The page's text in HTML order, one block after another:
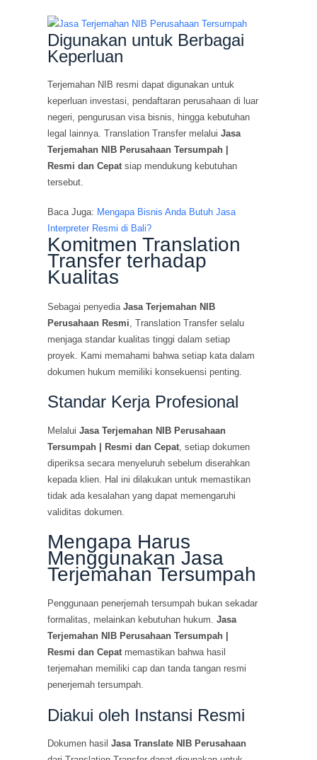
Digunakan untuk Berbagai
Keperluan
Terjemahan NIB resmi dapat digunakan untuk
keperluan investasi, pendaftaran perusahaan di luar
negeri, pengurusan visa bisnis, hingga kebutuhan
legal lainnya. Translation Transfer melaluiJasa
Terjemahan NIB Perusahaan Tersumpah |
Resmi dan Cepat siap mendukung kebutuhan
tersebut.
Baca Juga: Mengapa Bisnis Anda Butuh Jasa
Interpreter Resmi di Bali?
Komitmen Translation
Transfer terhadap
Kualitas
Sebagai penyediaJasa Terjemahan NIB
Perusahaan Resmi , Translation Transfer selalu
menjaga standar kualitas tinggi dalam setiap
proyek. Kami memahami bahwa setiap kata dalam
dokumen hukum memiliki konsekuensi penting.
Standar Kerja Profesional
MelaluiJasa Terjemahan NIB Perusahaan
Tersumpah | Resmi dan Cepat , setiap dokumen
diperiksa secara menyeluruh sebelum diserahkan
kepada klien. Hal ini dilakukan untuk memastikan
tidak ada kesalahan yang dapat memengaruhi
validitas dokumen.
Mengapa Harus
Menggunakan Jasa
Terjemahan Tersumpah
Penggunaan penerjemah tersumpah bukan sekadar
formalitas, melainkan kebutuhan hukum.Jasa
Terjemahan NIB Perusahaan Tersumpah |
Resmi dan Cepatmemastikan bahwa hasil
terjemahan memiliki cap dan tanda tangan resmi
penerjemah tersumpah.
Diakui oleh Instansi Resmi
Dokumen hasilJasa Translate NIB Perusahaan